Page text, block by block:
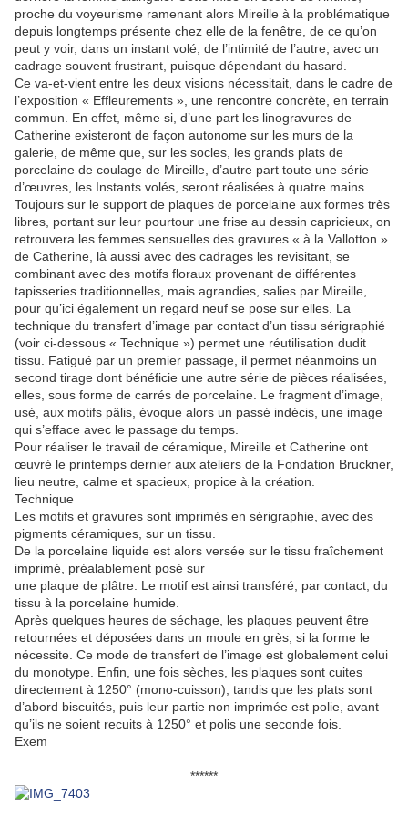
proche du voyeurisme ramenant alors Mireille à la problématique
depuis longtemps présente chez elle de la fenêtre, de ce qu’on
peut y voir, dans un instant volé, de l’intimité de l’autre, avec un
cadrage souvent frustrant, puisque dépendant du hasard.
Ce va-et-vient entre les deux visions nécessitait, dans le cadre de
l’exposition « Effleurements », une rencontre concrète, en terrain
commun. En effet, même si, d’une part les linogravures de
Catherine existeront de façon autonome sur les murs de la
galerie, de même que, sur les socles, les grands plats de
porcelaine de coulage de Mireille, d’autre part toute une série
d’œuvres, les Instants volés , seront réalisées à quatre mains.
Toujours sur le support de plaques de porcelaine aux formes très
libres, portant sur leur pourtour une frise au dessin capricieux, on
retrouvera les femmes sensuelles des gravures « à la Vallotton »
de Catherine, là aussi avec des cadrages les revisitant, se
combinant avec des motifs floraux provenant de différentes
tapisseries traditionnelles, mais agrandies, salies par Mireille,
pour qu’ici également un regard neuf se pose sur elles. La
technique du transfert d’image par contact d’un tissu sérigraphié
(voir ci-dessous « Technique ») permet une réutilisation dudit
tissu. Fatigué par un premier passage, il permet néanmoins un
second tirage dont bénéficie une autre série de pièces réalisées,
elles, sous forme de carrés de porcelaine. Le fragment d’image,
usé, aux motifs pâlis, évoque alors un passé indécis, une image
qui s’efface avec le passage du temps.
Pour réaliser le travail de céramique, Mireille et Catherine ont
œuvré le printemps dernier aux ateliers de la Fondation Bruckner,
lieu neutre, calme et spacieux, propice à la création.
Technique
Les motifs et gravures sont imprimés en sérigraphie, avec des
pigments céramiques, sur un tissu.
De la porcelaine liquide est alors versée sur le tissu fraîchement
imprimé, préalablement posé sur
une plaque de plâtre. Le motif est ainsi transféré, par contact, du
tissu à la porcelaine humide.
Après quelques heures de séchage, les plaques peuvent être
retournées et déposées dans un moule en grès, si la forme le
nécessite. Ce mode de transfert de l’image est globalement celui
du monotype. Enfin, une fois sèches, les plaques sont cuites
directement à 1250° (mono-cuisson), tandis que les plats sont
d’abord biscuités, puis leur partie non imprimée est polie, avant
qu’ils ne soient recuits à 1250° et polis une seconde fois.
Exem
******